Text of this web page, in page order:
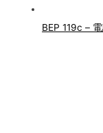
BEP 119c –